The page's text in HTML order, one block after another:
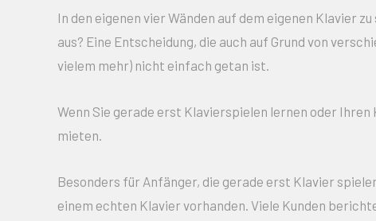
In den eigenen vier Wänden auf dem eigenen Klavier
aus? Eine Entscheidung, die auch auf Grund von
vielem mehr) nicht einfach getan ist.
Wenn Sie gerade erst Klavierspielen lernen oder
mieten.
Besonders für Anfänger, die gerade erst Klavier
einem echten Klavier vorhanden. Viele Kunden